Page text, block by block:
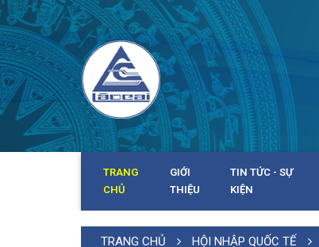
TRANG
CHỦ
GIỚI
THIỆU
TIN TỨC - SỰ
KIỆN
TRANG CHỦ HỘI NHẬP QUỐC TẾ